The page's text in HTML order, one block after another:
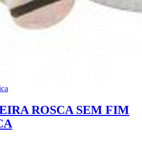
ROSCA SEM FIM